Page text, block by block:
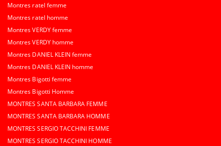
Montres ratel femme
Montres ratel homme
Montres VERDY femme
Montres VERDY homme
Montres DANIEL KLEIN femme
Montres DANIEL KLEIN homme
Montres Bigotti femme
Montres Bigotti Homme
MONTRES SANTA BARBARA FEMME
MONTRES SANTA BARBARA HOMME
MONTRES SERGIO TACCHINI FEMME
MONTRES SERGIO TACCHINI HOMME